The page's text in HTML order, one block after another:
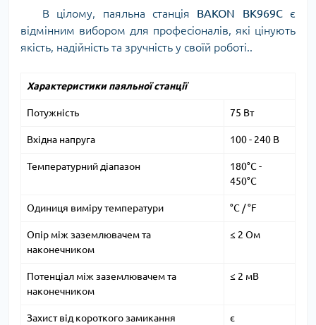
В цілому, паяльна станція BAKON BK969Cє
відмінним вибором для професіоналів, які цінують
якість, надійність та зручність у своїй роботі..
Характеристики паяльної станції
Потужність 75 Вт
Вхідна напруга 100 - 240 В
Температурний діапазон
180°C -
450°C
Одиниця виміру температури °C / °F
Опір між заземлювачем та
наконечником
≤ 2 Ом
Потенціал між заземлювачем та
наконечником
≤ 2 мВ
Захист від короткого замикання є